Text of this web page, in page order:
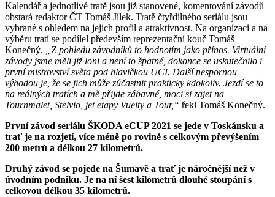
Kalendář a jednotlivé tratě jsou již stanovené, komentování závodů
obstará redaktor ČT Tomáš Jílek. Tratě čtyřdílného seriálu jsou
vybrané s ohledem na jejich profil a atraktivnost. Na organizaci a na
výběru tratí se podílel především reprezentační kouč Tomáš
Konečný.
„Z pohledu závodníků to hodnotím jako přínos. Virtuální
závody jsme měli již loni a není to špatné, dokonce se uskutečnilo i
první mistrovství světa pod hlavičkou UCI. Další nespornou
výhodou je, že se jich může zúčastnit prakticky kdokoliv. Jezdí se to
na reálných tratích a mě přijde zábavné, moci si zajet na
Tournmalet, Stelvio, jet etapy Vuelty a Tour,“ řekl Tomáš Konečný.
První závod seriálu ŠKODA eCUP 2021 se jede v Toskánsku a
trať je na rozjetí, více méně po rovině s celkovým převýšením
200 metrů a délkou 27 kilometrů.
Druhý závod se pojede na Šumavě a trať je náročnější než v
úvodním podniku. Je na ní šest kilometrů dlouhé stoupání s
celkovou délkou 35 kilometrů.